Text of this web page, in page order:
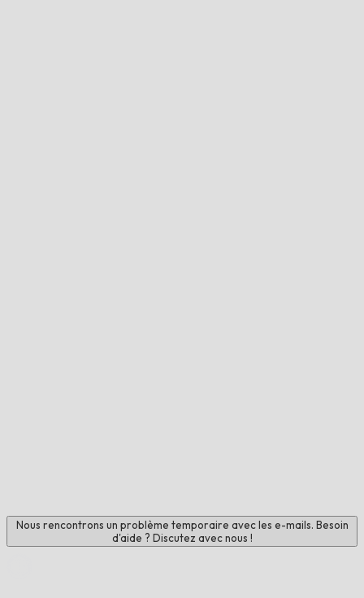
Nous rencontrons un problème temporaire avec les e-mails. Besoin
d'aide ? Discutez avec nous !